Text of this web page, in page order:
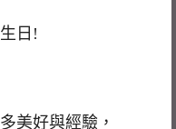
日!
美好與經驗，